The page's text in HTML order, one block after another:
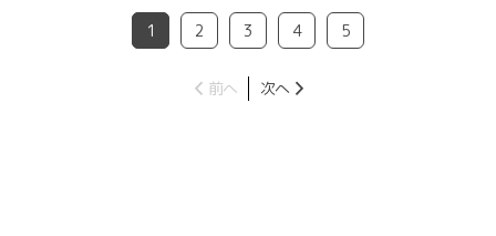
1 2 3 4 5
前へ 次へ